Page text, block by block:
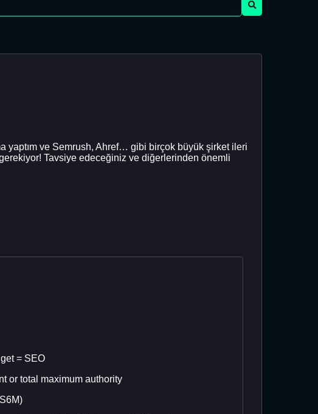
yaptım ve Semrush, Ahref… gibi birçok büyük şirket ileri
Tavsiye edeceğiniz ve diğerlerinden önemli
= SEO
or total maximum authority